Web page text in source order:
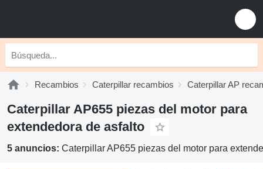
Recambios Caterpillar recambios Caterpillar AP
Caterpillar AP655 piezas del motor para
extendedora de asfalto
5 anuncios: Caterpillar AP655 piezas del motor para